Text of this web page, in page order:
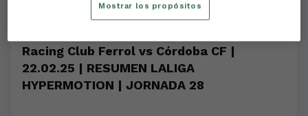
Racing Club Ferrol vs Córdoba CF |
22.02.25 | RESUMEN LALIGA
HYPERMOTION | JORNADA 28
Mostrar los propósitos